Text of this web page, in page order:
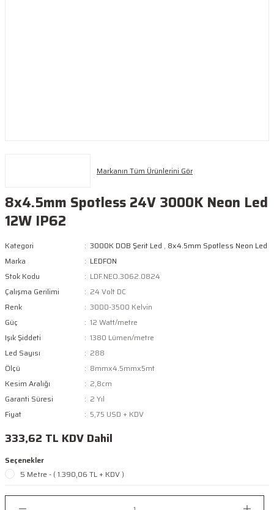
Markanın Tüm Ürünlerini Gör
8x4.5mm Spotless 24V 3000K Neon Led
12W IP62
Kategori 3000K DOB Şerit Led , 8x4.5mm Spotless Neon Led
Marka
LEDFON
Stok Kodu
LDF.NEO.3062.0824
Çalışma Gerilimi
24 Volt DC
Renk
3000-3500 Kelvin
Güç
12 Watt/metre
Işık Şiddeti
1380 Lümen/metre
Led Sayısı
288
Ölçü
8mmx4.5mmx5mt
Kesim Aralığı
2,8cm
Garanti Süresi
2 Yıl
Fiyat
5,75 USD + KDV
333,62 TL KDV Dahil
Seçenekler
5 Metre - ( 1.390,06 TL + KDV )